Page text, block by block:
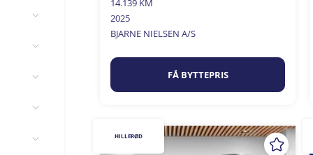
14.139 KM
2025
BJARNE NIELSEN A/S
FÅ BYTTEPRIS
HILLERØD